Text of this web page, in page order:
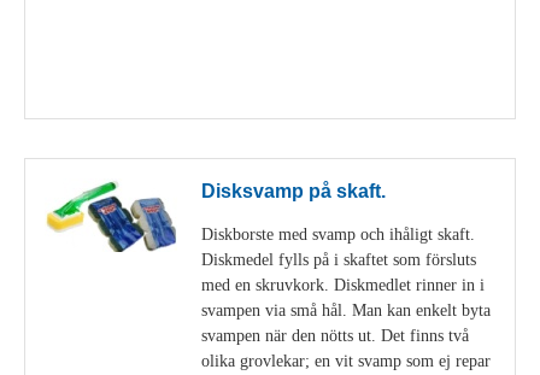
Disksvamp på skaft.
Diskborste med svamp och ihåligt skaft.
Diskmedel fylls på i skaftet som försluts
med en skruvkork. Diskmedlet rinner in i
svampen via små hål. Man kan enkelt byta
svampen när den nötts ut. Det finns två
olika grovlekar; en vit svamp som ej repar